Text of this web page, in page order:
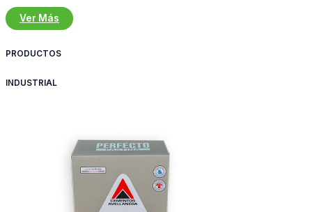
Ver Más
PRODUCTOS
INDUSTRIAL